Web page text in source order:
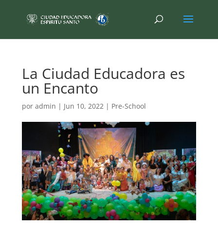
La Ciudad Educadora es
un Encanto
por admin | Jun 10, 2022| Pre-School